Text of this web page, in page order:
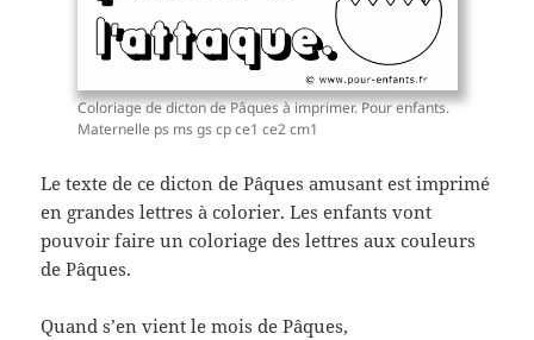
Coloriage de dicton de Pâques à imprimer. Pour enfants.
Maternelle ps ms gs cp ce1 ce2 cm1
Le texte de ce dicton de Pâques amusant est imprimé
en grandes lettres à colorier. Les enfants vont
pouvoir faire un coloriage des lettres aux couleurs
de Pâques.
Quand s’en vient le mois de Pâques,